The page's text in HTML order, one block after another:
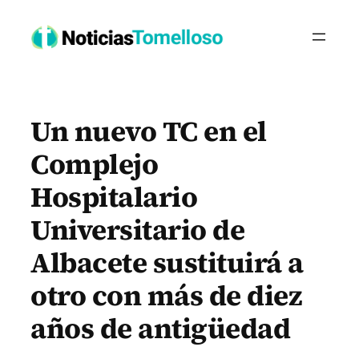
contenido
Un nuevo TC en el
Complejo
Hospitalario
Universitario de
Albacete sustituirá a
otro con más de diez
años de antigüedad